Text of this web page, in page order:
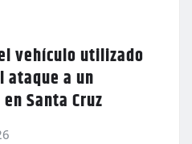
vehículo utilizado
ataque a un
Santa Cruz